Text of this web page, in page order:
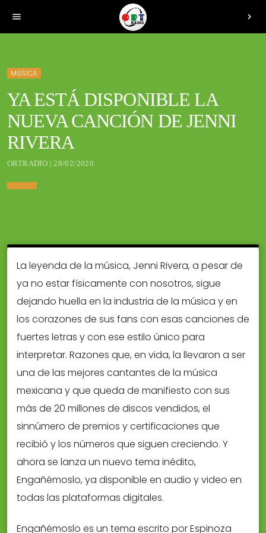
menu chevron_right
MÚSICA
YA ESTÁ DISPONIBLE LA
NUEVA CANCIÓN DE JENNI
RIVERA
ORTRADIO | 28/02/2020
La leyenda de la música, Jenni Rivera, a pesar de
ya no estar físicamente con nosotros, sigue
dejando huella en la industria de la música y en
los corazones de sus fans con esas canciones de
fuertes letras y con ese estilo único para
interpretar. Razones que, en vida, la llevaron a ser
una de las mejores cantantes de la música
mexicana y que queda de manifiesto con sus
más de 20 millones de discos vendidos, el
sinnúmero de premios y certificaciones que
recibió y los números que siguen creciendo. Y
ahora se lanza un nuevo tema inédito,
Engañémoslo, ya disponible en audio y video en
todas las plataformas digitales.
Engañémoslo es un tema escrito por Espinoza